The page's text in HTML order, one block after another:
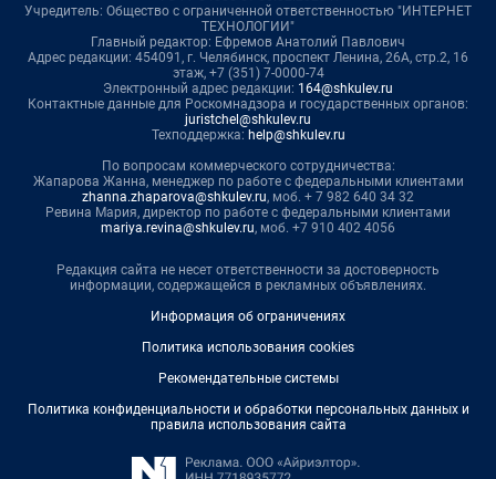
Учредитель: Общество с ограниченной ответственностью "ИНТЕРНЕТ
ТЕХНОЛОГИИ"
Главный редактор: Ефремов Анатолий Павлович
Адрес редакции: 454091, г. Челябинск, проспект Ленина, 26А, стр.2, 16
этаж, +7 (351) 7-0000-74
Электронный адрес редакции: 164@shkulev.ru
Контактные данные для Роскомнадзора и государственных органов:
juristchel@shkulev.ru
Техподдержка: help@shkulev.ru
По вопросам коммерческого сотрудничества:
Жапарова Жанна, менеджер по работе с федеральными клиентами
zhanna.zhaparova@shkulev.ru, моб. + 7 982 640 34 32
Ревина Мария, директор по работе с федеральными клиентами
mariya.revina@shkulev.ru, моб. +7 910 402 4056
Редакция сайта не несет ответственности за достоверность
информации, содержащейся в рекламных объявлениях.
Информация об ограничениях
Политика использования cookies
Рекомендательные системы
Политика конфиденциальности и обработки персональных данных и
правила использования сайта